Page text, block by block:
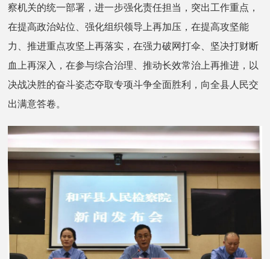
察机关的统一部署，进一步强化责任担当，突出工作重点，
在提高政治站位、强化组织领导上再加压，在提高攻坚能
力、推进重点攻坚上再落实，在强力破网打伞、坚决打财断
血上再深入，在参与综合治理、推动长效常治上再推进，以
决战决胜的奋斗姿态夺取专项斗争全面胜利，向全县人民交
出满意答卷。